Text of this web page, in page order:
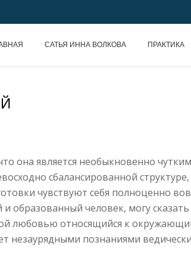
САТЬЯ ИННА ВОЛКОВА ПРАКТИКА
она является необыкновенно
сбалансированной
чувствуют себя полноценно
образованный человек, могу
любовью относящийся к
незаурядными познаниями